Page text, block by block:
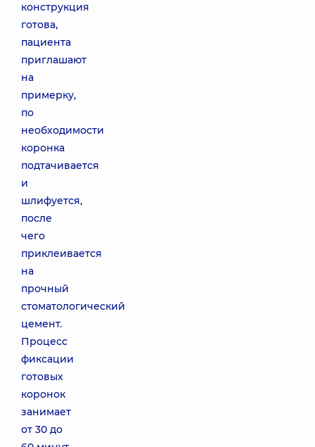
конструкция
готова,
пациента
приглашают
на
примерку,
по
необходимости
коронка
подтачивается
и
шлифуется,
после
чего
приклеивается
на
прочный
стоматологический
цемент.
Процесс
фиксации
готовых
коронок
занимает
от 30 до